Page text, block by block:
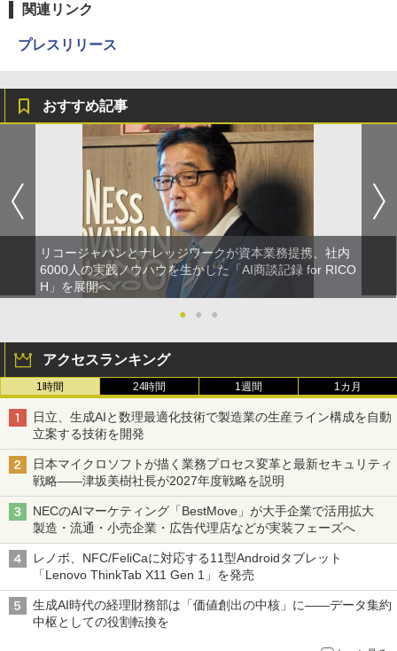
関連リンク
プレスリリース
おすすめ記事
リコージャパンとナレッジワークが資本業務提携、社内
6000人の実践ノウハウを生かした「AI商談記録 for RICO
H」を展開へ
●
● ●
アクセスランキング
1時間 24時間 1週間 1カ月
日立、生成AIと数理最適化技術で製造業の生産ライン構成を自動
立案する技術を開発
日本マイクロソフトが描く業務プロセス変革と最新セキュリティ
戦略――津坂美樹社長が2027年度戦略を説明
NECのAIマーケティング「BestMove」が大手企業で活用拡大
製造・流通・小売企業・広告代理店などが実装フェーズへ
レノボ、NFC/FeliCaに対応する11型Androidタブレット
「Lenovo ThinkTab X11 Gen 1」を発売
生成AI時代の経理財務部は「価値創出の中核」に――データ集約
中枢としての役割転換を